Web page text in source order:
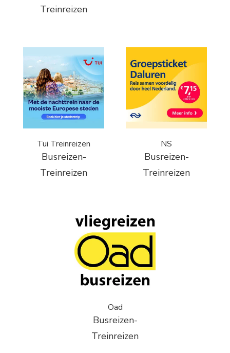
Treinreizen
Tui Treinreizen
Busreizen-
Treinreizen
NS
Busreizen-
Treinreizen
Oad
Busreizen-
Treinreizen